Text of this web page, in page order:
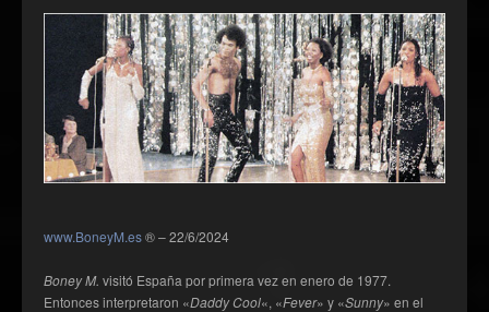
www.BoneyM.es® – 22/6/2024
Boney M. visitó España por primera vez en enero de 1977.
Entonces interpretaron «Daddy Cool«, «Fever» y «Sunny» en el